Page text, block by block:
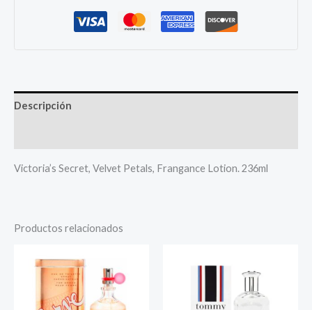
Descripción
Victoria’s Secret, Velvet Petals, Frangance Lotion. 236ml
Productos relacionados